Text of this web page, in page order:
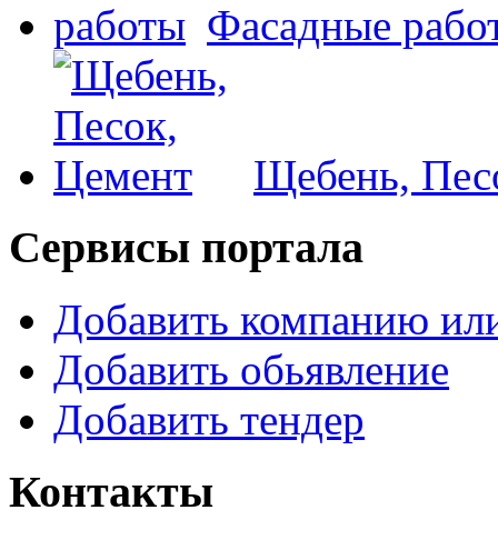
Фасадные
Щебень,
Сервисы портала
Добавить компанию
Добавить обьявление
Добавить тендер
Контакты